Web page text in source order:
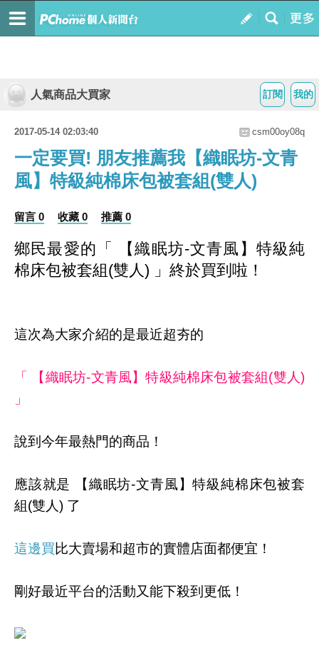
我的
訂閱
人氣商品大買家
2017-05-14 02:03:40 csm00oy08q
一定要買! 朋友推薦我【織眠坊-文青
風】特級純棉床包被套組(雙人)
留言 0 收藏 0 推薦 0
鄉民最愛的「 【織眠坊-文青風】特級純
棉床包被套組(雙人) 」終於買到啦！
這次為大家介紹的是最近超夯的
「 【織眠坊-文青風】特級純棉床包被套組(雙人)
」
說到今年最熱門的商品！
應該就是 【織眠坊-文青風】特級純棉床包被套
組(雙人) 了
這邊買比大賣場和超市的實體店面都便宜！
剛好最近平台的活動又能下殺到更低！